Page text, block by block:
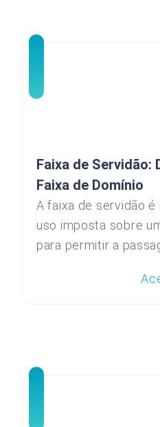
Faixa de Servidão:
Faixa de Domínio
A faixa de servidão
uso imposta sobre
para permitir a